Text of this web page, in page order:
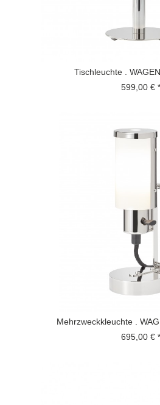
Tischleuchte .
599,00 € *
Mehrzweckkleuchte .
695,00 € *